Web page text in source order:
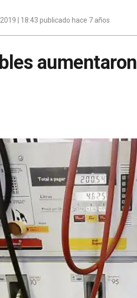
| 18:43 publicado hace 7 años